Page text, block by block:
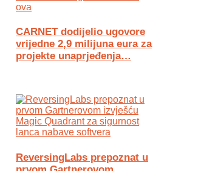
CARNET dodijelio ugovore
vrijedne 2,9 milijuna eura za
projekte unaprjeđenja…
ReversingLabs prepoznat u